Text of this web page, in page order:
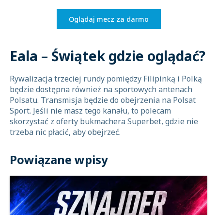
Oglądaj mecz za darmo
Eala – Świątek gdzie oglądać?
Rywalizacja trzeciej rundy pomiędzy Filipinką i Polką
będzie dostępna również na sportowych antenach
Polsatu. Transmisja będzie do obejrzenia na Polsat
Sport. Jeśli nie masz tego kanału, to polecam
skorzystać z oferty bukmachera Superbet, gdzie nie
trzeba nic płacić, aby obejrzeć.
Powiązane wpisy